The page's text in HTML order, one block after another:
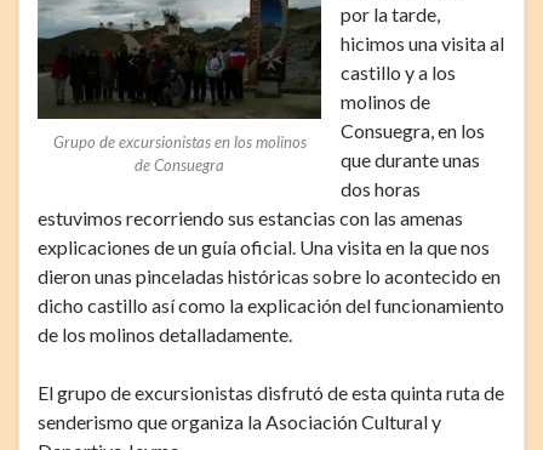
Grupo de excursionistas en los molinos
de Consuegra
por la tarde,
hicimos una visita al
castillo y a los
molinos de
Consuegra, en los
que durante unas
dos horas
estuvimos recorriendo sus estancias con las amenas
explicaciones de un guía oficial. Una visita en la que nos
dieron unas pinceladas históricas sobre lo acontecido en
dicho castillo así como la explicación del funcionamiento
de los molinos detalladamente.
El grupo de excursionistas disfrutó de esta quinta ruta de
senderismo que organiza la Asociación Cultural y